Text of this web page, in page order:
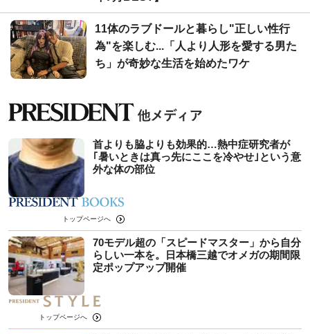
11体のラブドールと暮らし"正しい性行
為"を楽しむ...「人より人形を愛する男た
ち」が奇妙な生活を始めたワケ
首よりも脇よりも効果的…熱中症研究者が
｢暑いときは真っ先にここを冷やせ｣という意
外な体の部位
トップページへ
70モデル超の「スピードマスター」から自分
らしい一本を。日本橋三越でオメガの期間限
定ポップアップ開催
トップページへ